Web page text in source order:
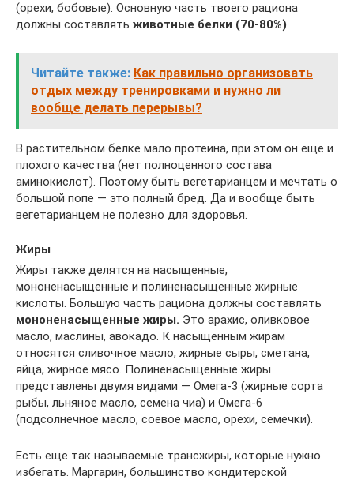
(орехи, бобовые). Основную часть твоего рациона
должны составлять животные белки (70-80%).
Читайте также: Как правильно организовать
отдых между тренировками и нужно ли
вообще делать перерывы?
В растительном белке мало протеина, при этом он еще и
плохого качества (нет полноценного состава
аминокислот). Поэтому быть вегетарианцем и мечтать о
большой попе — это полный бред. Да и вообще быть
вегетарианцем не полезно для здоровья.
Жиры
Жиры также делятся на насыщенные,
мононенасыщенные и полиненасыщенные жирные
кислоты. Большую часть рациона должны составлять
мононенасыщенные жиры. Это арахис, оливковое
масло, маслины, авокадо. К насыщенным жирам
относятся сливочное масло, жирные сыры, сметана,
яйца, жирное мясо. Полиненасыщенные жиры
представлены двумя видами — Омега-3 (жирные сорта
рыбы, льняное масло, семена чиа) и Омега-6
(подсолнечное масло, соевое масло, орехи, семечки).
Есть еще так называемые трансжиры, которые нужно
избегать. Маргарин, большинство кондитерской